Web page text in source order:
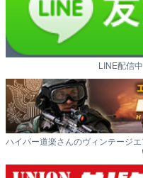
LINE配信
ハイパー道楽さんのヴィンテージ